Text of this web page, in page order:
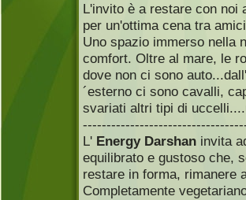
L'invito è a restare con noi
per un'ottima cena tra
Uno spazio immerso nella
comfort. Oltre al mare, le
dove non ci sono
´esterno ci sono cavalli,
svariati altri tipi di
L' Energy Darshan invita
equilibrato e gustoso che,
restare in forma, rimanere
Completamente